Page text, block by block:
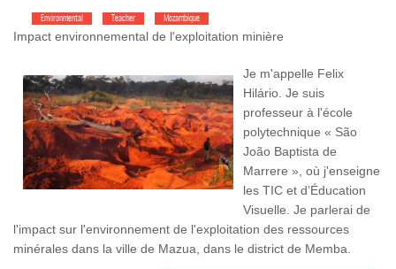
Environmental Teacher Mozambique
Impact environnemental de l'exploitation minière
Je m'appelle Felix
Hilário. Je suis
professeur à l'école
polytechnique « São
João Baptista de
Marrere », où j'enseigne
les TIC et d’Éducation
Visuelle. Je parlerai de
l'impact sur l'environnement de l'exploitation des ressources
minérales dans la ville de Mazua, dans le district de Memba.